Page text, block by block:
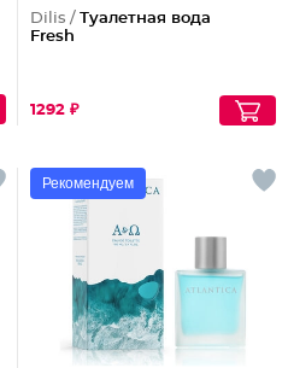
Dilis / Туалетная вода
Fresh
1292 ₽
Рекомендуем